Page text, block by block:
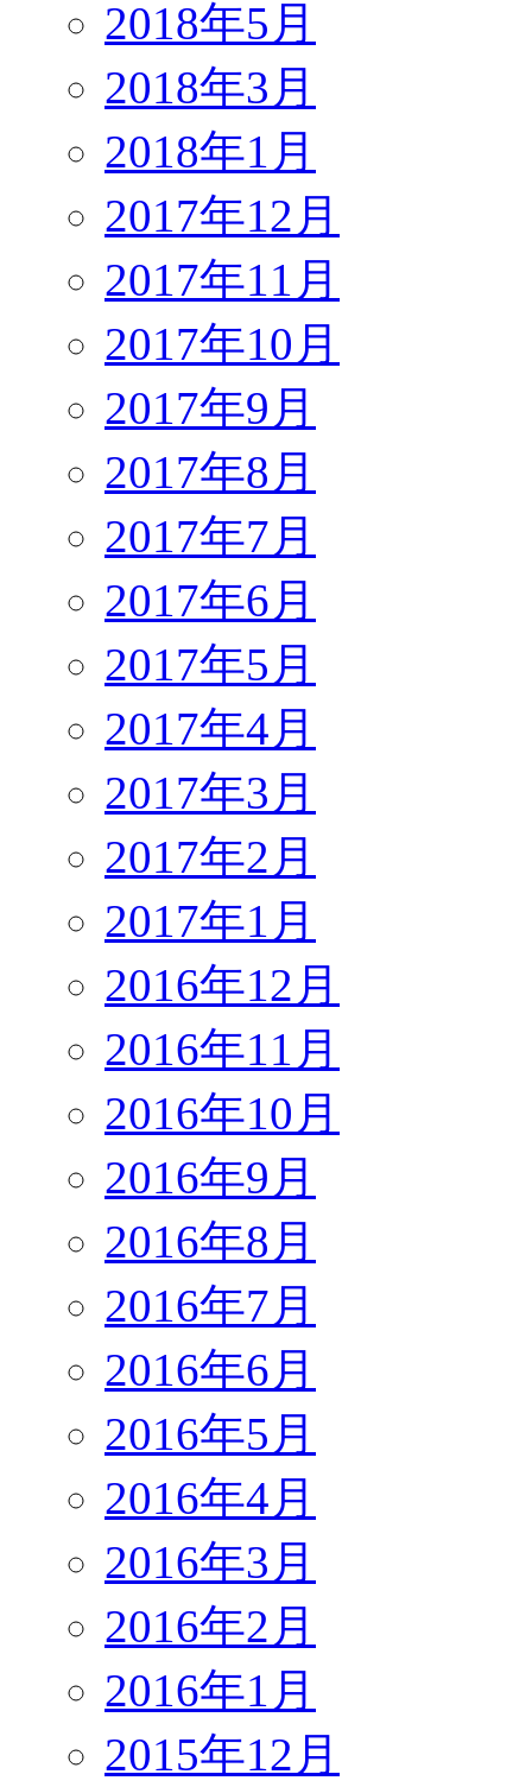
2018年5月
2018年3月
2018年1月
2017年12月
2017年11月
2017年10月
2017年9月
2017年8月
2017年7月
2017年6月
2017年5月
2017年4月
2017年3月
2017年2月
2017年1月
2016年12月
2016年11月
2016年10月
2016年9月
2016年8月
2016年7月
2016年6月
2016年5月
2016年4月
2016年3月
2016年2月
2016年1月
2015年12月